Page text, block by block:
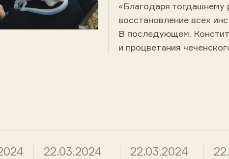
«Благодаря
восстановление всех
В последующем,
и процветания
22.03.2024 22.03.2024